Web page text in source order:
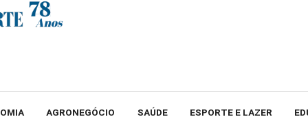
AGRONEGÓCIO SAÚDE ESPORTE E LAZER